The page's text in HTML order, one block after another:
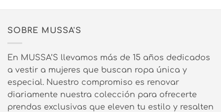
SOBRE MUSSA'S
En MUSSA’S llevamos más de 15 años dedicados
a vestir a mujeres que buscan ropa única y
especial. Nuestro compromiso es renovar
diariamente nuestra colección para ofrecerte
prendas exclusivas que eleven tu estilo y resalten